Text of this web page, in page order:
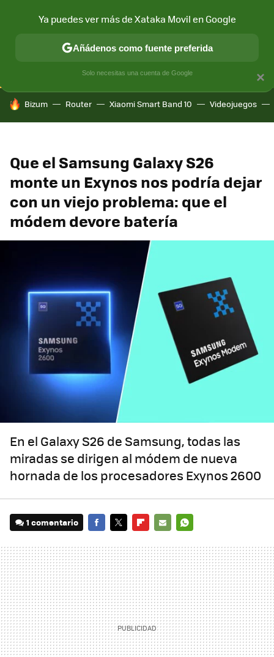
CONECTIVIDAD MÓVIL Y SOCIEDAD APLICACIONES
HOY SE HABLA DE
Bizum Router Xiaomi Smart Band 10 Videojuegos
Que el Samsung Galaxy S26
monte un Exynos nos podría dejar
con un viejo problema: que el
módem devore batería
En el Galaxy S26 de Samsung, todas las
miradas se dirigen al módem de nueva
hornada de los procesadores Exynos 2600
1 comentario
MAIL
×
Ya puedes ver más de Xataka Movil en Google
Añádenos como fuente preferida
Solo necesitas una cuenta de Google